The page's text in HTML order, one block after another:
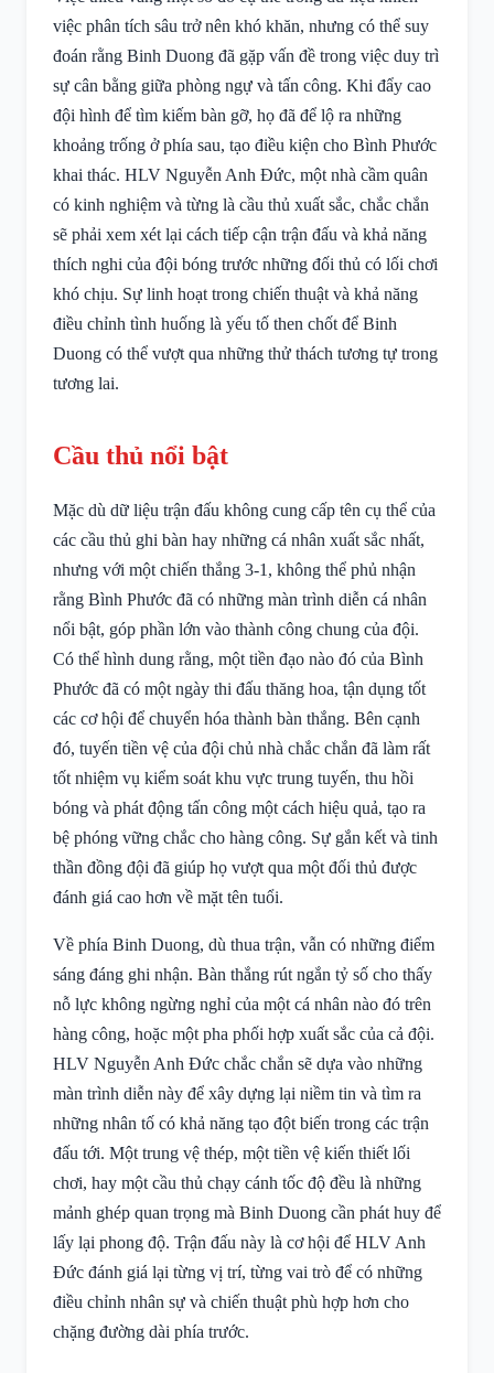
việc phân tích sâu trở nên khó khăn, nhưng có thể suy
đoán rằng Binh Duong đã gặp vấn đề trong việc duy trì
sự cân bằng giữa phòng ngự và tấn công. Khi đẩy cao
đội hình để tìm kiếm bàn gỡ, họ đã để lộ ra những
khoảng trống ở phía sau, tạo điều kiện cho Bình Phước
khai thác. HLV Nguyễn Anh Đức, một nhà cầm quân
có kinh nghiệm và từng là cầu thủ xuất sắc, chắc chắn
sẽ phải xem xét lại cách tiếp cận trận đấu và khả năng
thích nghi của đội bóng trước những đối thủ có lối chơi
khó chịu. Sự linh hoạt trong chiến thuật và khả năng
điều chỉnh tình huống là yếu tố then chốt để Binh
Duong có thể vượt qua những thử thách tương tự trong
tương lai.
Cầu thủ nổi bật
Mặc dù dữ liệu trận đấu không cung cấp tên cụ thể của
các cầu thủ ghi bàn hay những cá nhân xuất sắc nhất,
nhưng với một chiến thắng 3-1, không thể phủ nhận
rằng Bình Phước đã có những màn trình diễn cá nhân
nổi bật, góp phần lớn vào thành công chung của đội.
Có thể hình dung rằng, một tiền đạo nào đó của Bình
Phước đã có một ngày thi đấu thăng hoa, tận dụng tốt
các cơ hội để chuyển hóa thành bàn thắng. Bên cạnh
đó, tuyến tiền vệ của đội chủ nhà chắc chắn đã làm rất
tốt nhiệm vụ kiểm soát khu vực trung tuyến, thu hồi
bóng và phát động tấn công một cách hiệu quả, tạo ra
bệ phóng vững chắc cho hàng công. Sự gắn kết và tinh
thần đồng đội đã giúp họ vượt qua một đối thủ được
đánh giá cao hơn về mặt tên tuổi.
Về phía Binh Duong, dù thua trận, vẫn có những điểm
sáng đáng ghi nhận. Bàn thắng rút ngắn tỷ số cho thấy
nỗ lực không ngừng nghỉ của một cá nhân nào đó trên
hàng công, hoặc một pha phối hợp xuất sắc của cả đội.
HLV Nguyễn Anh Đức chắc chắn sẽ dựa vào những
màn trình diễn này để xây dựng lại niềm tin và tìm ra
những nhân tố có khả năng tạo đột biến trong các trận
đấu tới. Một trung vệ thép, một tiền vệ kiến thiết lối
chơi, hay một cầu thủ chạy cánh tốc độ đều là những
mảnh ghép quan trọng mà Binh Duong cần phát huy để
lấy lại phong độ. Trận đấu này là cơ hội để HLV Anh
Đức đánh giá lại từng vị trí, từng vai trò để có những
điều chỉnh nhân sự và chiến thuật phù hợp hơn cho
chặng đường dài phía trước.